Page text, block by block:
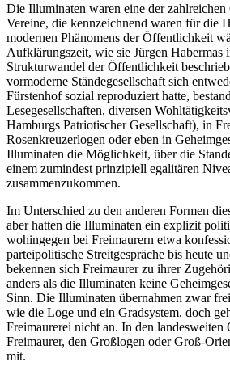
Die Illuminaten waren eine der zahlreichen
Vereine, die kennzeichnend waren für die
modernen Phänomens der Öffentlichkeit
Aufklärungszeit, wie sie Jürgen Habermas
Strukturwandel der Öffentlichkeit
vormoderne Ständegesellschaft sich
Fürstenhof sozial reproduziert hatte,
Lesegesellschaften, diversen
Hamburgs Patriotischer Gesellschaft), in
Rosenkreuzerlogen oder eben in
Illuminaten die Möglichkeit, über die
einem zumindest prinzipiell egalitären
zusammenzukommen.
Im Unterschied zu den anderen Formen
aber hatten die Illuminaten ein explizit
wohingegen bei Freimaurern etwa
parteipolitische Streitgespräche bis heute
bekennen sich Freimaurer zu ihrer
anders als die Illuminaten keine
Sinn. Die Illuminaten übernahmen zwar
wie die Loge und ein Gradsystem, doch
Freimaurerei nicht an. In den landesweiten
Freimaurer, den Großlogen oder Groß-
mit.